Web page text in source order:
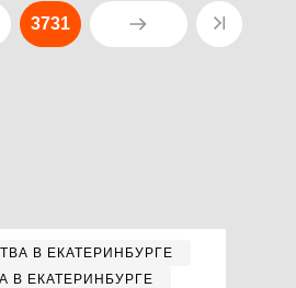
3731
В ЕКАТЕРИНБУРГЕ
В ЕКАТЕРИНБУРГЕ